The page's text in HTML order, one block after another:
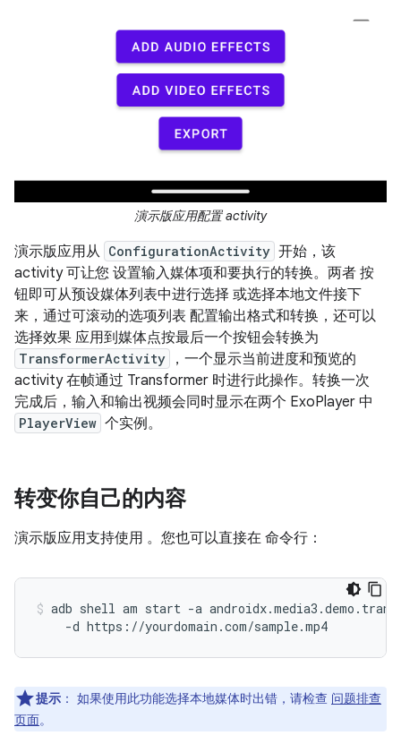
演示版应用配置 activity
演示版应用从 ConfigurationActivity 开始，该
activity 可让您 设置输入媒体项和要执行的转换。两者 按
钮即可从预设媒体列表中进行选择 或选择本地文件接下
来，通过可滚动的选项列表 配置输出格式和转换，还可以
选择效果 应用到媒体点按最后一个按钮会转换为
TransformerActivity
，一个显示当前进度和预览的
activity 在帧通过 Transformer 时进行此操作。转换一次
完成后，输入和输出视频会同时显示在两个 ExoPlayer 中
PlayerView 个实例。
转变你自己的内容
演示版应用支持使用 。您也可以直接在 命令行：
adb shell am start -a
提示 ： 如果使用此功能选择本地媒体时出错，请检查 问题排查
页面。